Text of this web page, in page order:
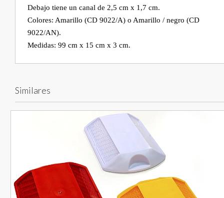
Debajo tiene un canal de 2,5 cm x 1,7 cm.
Colores: Amarillo (CD 9022/A) o Amarillo / negro (CD
9022/AN).
Similares